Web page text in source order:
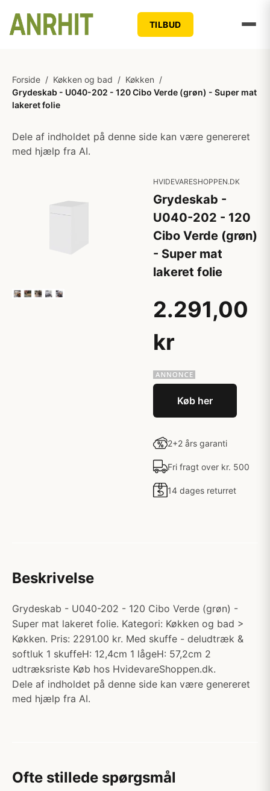
TILBUD
Forside / Køkken og bad / Køkken /
Grydeskab - U040-202 - 120 Cibo Verde (grøn) - Super mat
lakeret folie
Dele af indholdet på denne side kan være genereret
med hjælp fra AI.
HVIDEVARESHOPPEN.DK
Grydeskab -
U040-202 - 120
Cibo Verde (grøn)
- Super mat
lakeret folie
2.291,00
kr
Køb her
2+2 års garanti
Fri fragt over kr. 500
14 dages returret
Beskrivelse
Grydeskab - U040-202 - 120 Cibo Verde (grøn) -
Super mat lakeret folie. Kategori: Køkken og bad >
Køkken. Pris: 2291.00 kr. Med skuffe - deludtræk &
softluk 1 skuffeH: 12,4cm 1 lågeH: 57,2cm 2
udtræksriste Køb hos HvidevareShoppen.dk.
Dele af indholdet på denne side kan være genereret
med hjælp fra AI.
Ofte stillede spørgsmål